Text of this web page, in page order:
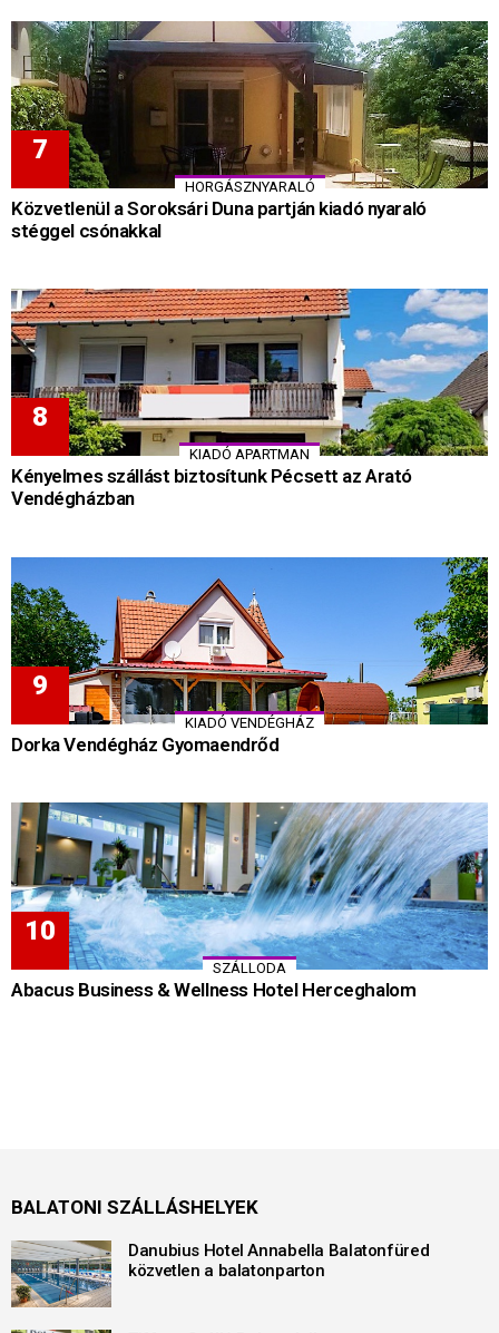
HORGÁSZNYARALÓ
Közvetlenül a Soroksári Duna partján kiadó nyaraló
stéggel csónakkal
KIADÓ APARTMAN
Kényelmes szállást biztosítunk Pécsett az Arató
Vendégházban
KIADÓ VENDÉGHÁZ
Dorka Vendégház Gyomaendrőd
SZÁLLODA
Abacus Business & Wellness Hotel Herceghalom
BALATONI SZÁLLÁSHELYEK
Danubius Hotel Annabella Balatonfüred
közvetlen a balatonparton